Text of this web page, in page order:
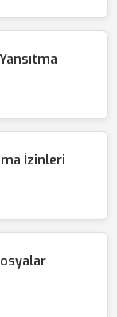
İzinleri